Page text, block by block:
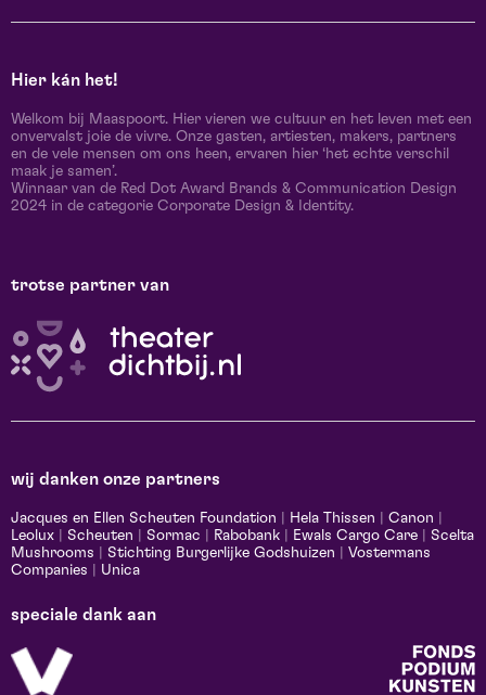
Hier kán het!
Welkom bij Maaspoort. Hier vieren we cultuur en het leven met een
onvervalst joie de vivre. Onze gasten, artiesten, makers, partners
en de vele mensen om ons heen, ervaren hier ‘het echte verschil
maak je samen’.
Winnaar van de Red Dot Award Brands & Communication Design
2024 in de categorie Corporate Design & Identity.
trotse partner van
wij danken onze partners
Jacques en Ellen Scheuten Foundation Hela Thissen Canon
Leolux
Scheuten Sormac Rabobank Ewals Cargo Care
Scelta
Mushrooms
Stichting Burgerlijke Godshuizen
Vostermans
Companies
Unica
speciale dank aan